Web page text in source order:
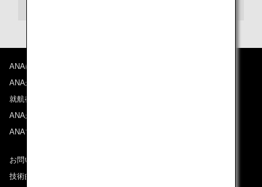
ANAについて
ANAからのお知らせ
就航都市
ANAがお約束する体験
ANAマイレージクラブ
お問い合わせ
技術的なお問い合わせ（推奨環境）